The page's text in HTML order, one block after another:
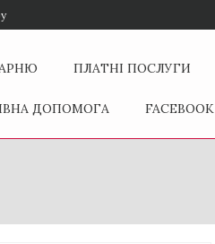
ПЛАТНІ ПОСЛУГИ
ДОПОМОГА FACEBOOK